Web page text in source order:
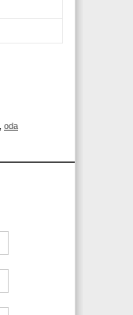
oda